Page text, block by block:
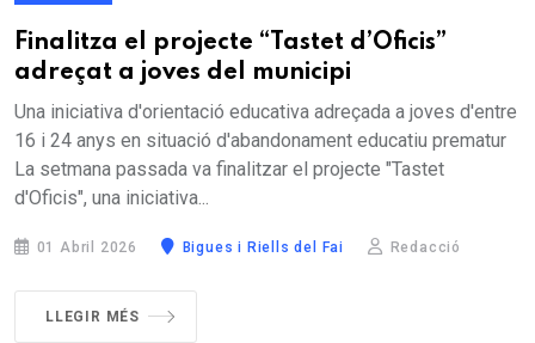
Finalitza el projecte “Tastet d’Oficis”
adreçat a joves del municipi
Una iniciativa d'orientació educativa adreçada a joves d'entre
16 i 24 anys en situació d'abandonament educatiu prematur
La setmana passada va finalitzar el projecte "Tastet
d'Oficis", una iniciativa...
01 Abril 2026 Bigues i Riells del Fai Redacció
LLEGIR MÉS